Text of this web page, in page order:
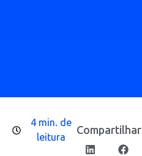
4 min. de
leitura
Compartilhar